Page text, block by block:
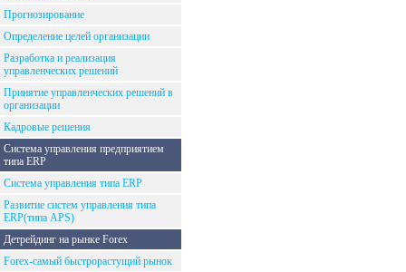
Прогнозирование
Определение целей организации
Разработка и реализация
управленческих решений
Принятие управленческих решений в
организации
Кадровые решения
Система управления предприятием
типа ERP
Система управления типа ERP
Развитие систем управления типа
ERP(типа APS)
Детрейдинг на рынке Forex
Forex-самый быстрорастущий рынок